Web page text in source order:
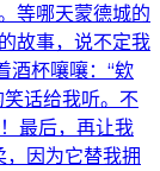
等哪天蒙德城的
故事，说不定我
酒杯嚷嚷：“欸
话给我听。不
最后，再让我
因为它替我拥